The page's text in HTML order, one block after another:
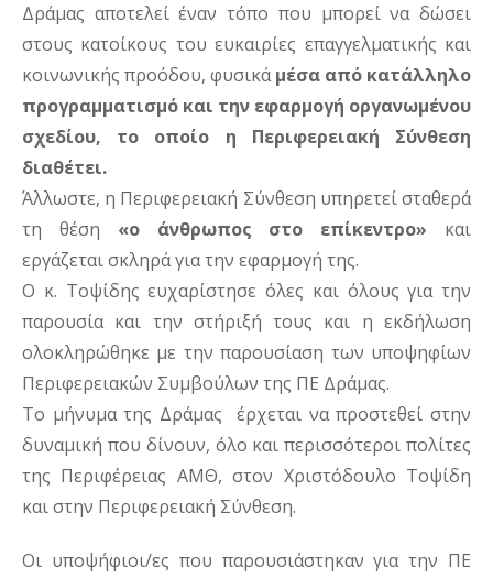
Δράμας αποτελεί έναν τόπο που μπορεί να δώσει
στους κατοίκους του ευκαιρίες επαγγελματικής και
κοινωνικής προόδου, φυσικάμέσα από κατάλληλο
προγραμματισμό και την εφαρμογή οργανωμένου
σχεδίου, το οποίο η Περιφερειακή Σύνθεση
διαθέτει.
Άλλωστε, η Περιφερειακή Σύνθεση υπηρετεί σταθερά
τη θέση «ο άνθρωπος στο επίκεντρο» και
εργάζεται σκληρά για την εφαρμογή της.
Ο κ. Τοψίδης ευχαρίστησε όλες και όλους για την
παρουσία και την στήριξή τους και η εκδήλωση
ολοκληρώθηκε με την παρουσίαση των υποψηφίων
Περιφερειακών Συμβούλων της ΠΕ Δράμας.
Το μήνυμα της Δράμας έρχεται να προστεθεί στην
δυναμική που δίνουν, όλο και περισσότεροι πολίτες
της Περιφέρειας ΑΜΘ, στον Χριστόδουλο Τοψίδη
και στην Περιφερειακή Σύνθεση.
Οι υποψήφιοι/ες που παρουσιάστηκαν για την ΠΕ